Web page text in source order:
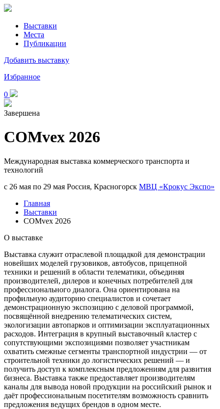
Выставки
Места
Публикации
Добавить выставку
Избранное
0
Завершена
COMvex 2026
Международная выставка коммерческого транспорта и
технологий
с 26 мая по 29 мая Россия, Красногорск МВЦ «Крокус Экспо»
Главная
Выставки
COMvex 2026
О выставке
Выставка служит отраслевой площадкой для демонстрации
новейших моделей грузовиков, автобусов, прицепной
техники и решений в области телематики, объединяя
производителей, дилеров и конечных потребителей для
профессионального диалога. Она ориентирована на
профильную аудиторию специалистов и сочетает
демонстрационную экспозицию с деловой программой,
посвящённой внедрению телематических систем,
экологизации автопарков и оптимизации эксплуатационных
расходов. Интеграция в крупный выставочный кластер с
сопутствующими экспозициями позволяет участникам
охватить смежные сегменты транспортной индустрии — от
строительной техники до логистических решений — и
получить доступ к комплексным предложениям для развития
бизнеса. Выставка также предоставляет производителям
каналы для вывода новой продукции на российский рынок и
даёт профессиональным посетителям возможность сравнить
предложения ведущих брендов в одном месте.